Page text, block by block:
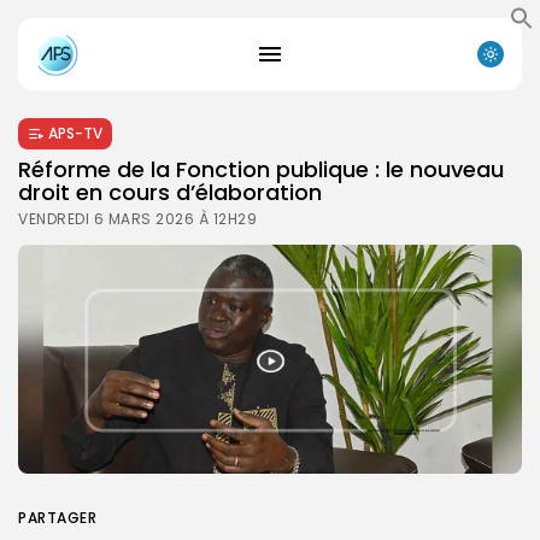
APS-TV
Réforme de la Fonction publique : le nouveau
droit en cours d’élaboration
VENDREDI 6 MARS 2026 À 12H29
PARTAGER